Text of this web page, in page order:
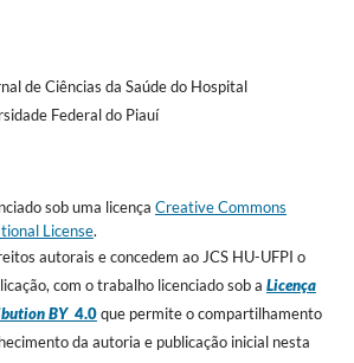
de Ciências da Saúde do Hospital
Federal do Piauí
sob uma licença Creative Commons
License.
autorais e concedem ao JCS HU-UFPI o
com o trabalho licenciado sob a Licença
BY4.0que permite o compartilhamento
da autoria e publicação inicial nesta